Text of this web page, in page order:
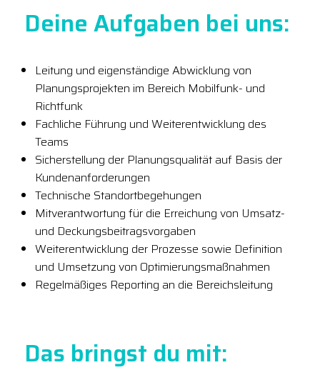
Deine Aufgaben bei uns:
Leitung und eigenständige Abwicklung von
Planungsprojekten im Bereich Mobilfunk- und
Richtfunk
Fachliche Führung und Weiterentwicklung des
Teams
Sicherstellung der Planungsqualität auf Basis der
Kundenanforderungen
Technische Standortbegehungen
Mitverantwortung für die Erreichung von Umsatz-
und Deckungsbeitragsvorgaben
Weiterentwicklung der Prozesse sowie Definition
und Umsetzung von Optimierungsmaßnahmen
Regelmäßiges Reporting an die Bereichsleitung
Das bringst du mit: